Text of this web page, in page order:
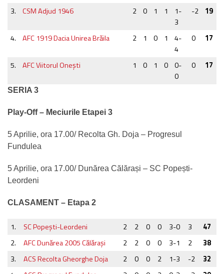
3.
CSM Adjud 1946 2 0 1 1
1-
3
-2 19
4. AFC 1919 Dacia Unirea Brăila 2 1 0 1
4-
4
0 17
5. AFC Viitorul Onești 1 0 1 0
0-
0
0 17
SERIA 3
Play-Off – Meciurile Etapei 3
5 Aprilie, ora 17.00/ Recolta Gh. Doja – Progresul
Fundulea
5 Aprilie, ora 17.00/ Dunărea Călărași – SC Popești-
Leordeni
CLASAMENT – Etapa 2
1. SC Popeşti-Leordeni 2 2 0 0 3-0 3
47
2.
AFC Dunărea 2005 Călăraşi 2 2 0 0 3-1 2
38
3.
ACS Recolta Gheorghe Doja 2 0 0 2 1-3 -2
32